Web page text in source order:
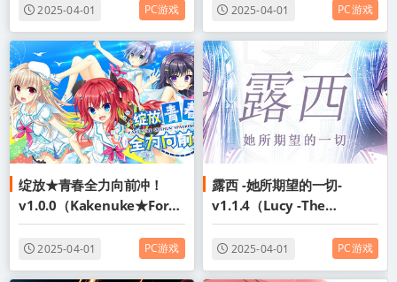
2025-04-01 PC游戏 2025-04-01 PC游戏
绽放★青春全力向前冲！
v1.0.0（Kakenuke★Forw
ard to Our Sparking
Youth!）免安装中文版
2025-04-01 PC游戏
露西 -她所期望的一切-
v1.1.4（Lucy -The
Eternity She Wished
For-）免安装中文版
2025-04-01 PC游戏